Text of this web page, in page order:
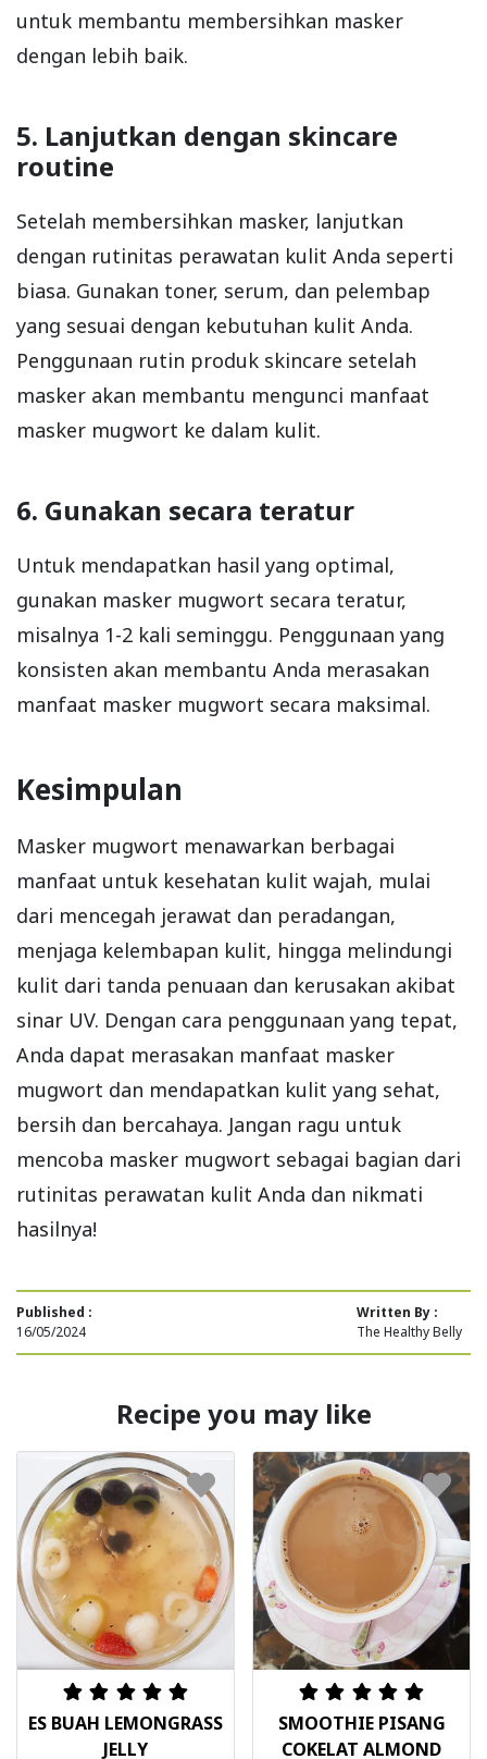
untuk membantu membersihkan masker
dengan lebih baik.
5. Lanjutkan dengan skincare
routine
Setelah membersihkan masker, lanjutkan
dengan rutinitas perawatan kulit Anda seperti
biasa. Gunakan toner, serum, dan pelembap
yang sesuai dengan kebutuhan kulit Anda.
Penggunaan rutin produk skincare setelah
masker akan membantu mengunci manfaat
masker mugwort ke dalam kulit.
6. Gunakan secara teratur
Untuk mendapatkan hasil yang optimal,
gunakan masker mugwort secara teratur,
misalnya 1-2 kali seminggu. Penggunaan yang
konsisten akan membantu Anda merasakan
manfaat masker mugwort secara maksimal.
Kesimpulan
Masker mugwort menawarkan berbagai
manfaat untuk kesehatan kulit wajah, mulai
dari mencegah jerawat dan peradangan,
menjaga kelembapan kulit, hingga melindungi
kulit dari tanda penuaan dan kerusakan akibat
sinar UV. Dengan cara penggunaan yang tepat,
Anda dapat merasakan manfaat masker
mugwort dan mendapatkan kulit yang sehat,
bersih dan bercahaya. Jangan ragu untuk
mencoba masker mugwort sebagai bagian dari
rutinitas perawatan kulit Anda dan nikmati
hasilnya!
Published :
16/05/2024
Written By :
The Healthy Belly
Recipe you may like
ES BUAH LEMONGRASS
JELLY
SMOOTHIE PISANG
COKELAT ALMOND